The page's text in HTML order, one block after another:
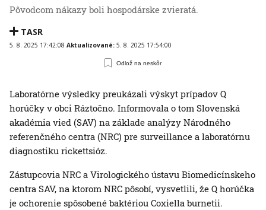
Pôvodcom nákazy boli hospodárske zvieratá.
TASR
5. 8. 2025 17:42:08 Aktualizované: 5. 8. 2025 17:54:00
Odlož na neskôr
Laboratórne výsledky preukázali výskyt prípadov Q
horúčky v obci Ráztočno. Informovala o tom Slovenská
akadémia vied (SAV) na základe analýzy Národného
referenčného centra (NRC) pre surveillance a laboratórnu
diagnostiku rickettsióz.
Zástupcovia NRC a Virologického ústavu Biomedicínskeho
centra SAV, na ktorom NRC pôsobí, vysvetlili, že Q horúčka
je ochorenie spôsobené baktériou Coxiella burnetii.